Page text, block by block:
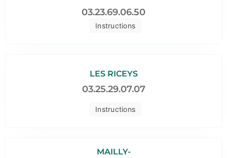
Instructions
03.23.69.06.50
Instructions
LES RICEYS
03.25.29.07.07
MAILLY-